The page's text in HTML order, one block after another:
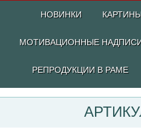
НОВИНКИ
МОТИВАЦИОННЫЕ
РЕПРОДУКЦИИ В РАМЕ